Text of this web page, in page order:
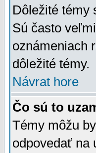
Dôležité témy
Sú často
oznámeniach
dôležité témy.
Návrat hore
Čo sú to
Témy môžu
odpovedať na